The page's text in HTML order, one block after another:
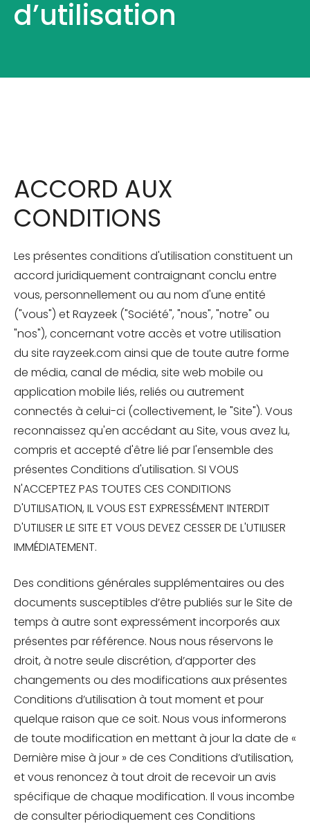
d’utilisation
ACCORD AUX
CONDITIONS
Les présentes conditions d'utilisation constituent un
accord juridiquement contraignant conclu entre
vous, personnellement ou au nom d'une entité
("vous") et Rayzeek ("Société", "nous", "notre" ou
"nos"), concernant votre accès et votre utilisation
du site rayzeek.com ainsi que de toute autre forme
de média, canal de média, site web mobile ou
application mobile liés, reliés ou autrement
connectés à celui-ci (collectivement, le "Site"). Vous
reconnaissez qu'en accédant au Site, vous avez lu,
compris et accepté d'être lié par l'ensemble des
présentes Conditions d'utilisation. SI VOUS
N'ACCEPTEZ PAS TOUTES CES CONDITIONS
D'UTILISATION, IL VOUS EST EXPRESSÉMENT INTERDIT
D'UTILISER LE SITE ET VOUS DEVEZ CESSER DE L'UTILISER
IMMÉDIATEMENT.
Des conditions générales supplémentaires ou des
documents susceptibles d’être publiés sur le Site de
temps à autre sont expressément incorporés aux
présentes par référence. Nous nous réservons le
droit, à notre seule discrétion, d’apporter des
changements ou des modifications aux présentes
Conditions d’utilisation à tout moment et pour
quelque raison que ce soit. Nous vous informerons
de toute modification en mettant à jour la date de «
Dernière mise à jour » de ces Conditions d’utilisation,
et vous renoncez à tout droit de recevoir un avis
spécifique de chaque modification. Il vous incombe
de consulter périodiquement ces Conditions